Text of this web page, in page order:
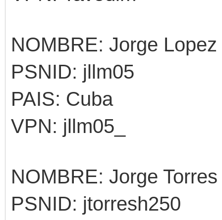
NOMBRE: Jorge Lopez
PSNID: jllm05
PAIS: Cuba
VPN: jllm05_
NOMBRE: Jorge Torres
PSNID: jtorresh250